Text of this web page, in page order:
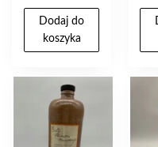
Dodaj do
koszyka